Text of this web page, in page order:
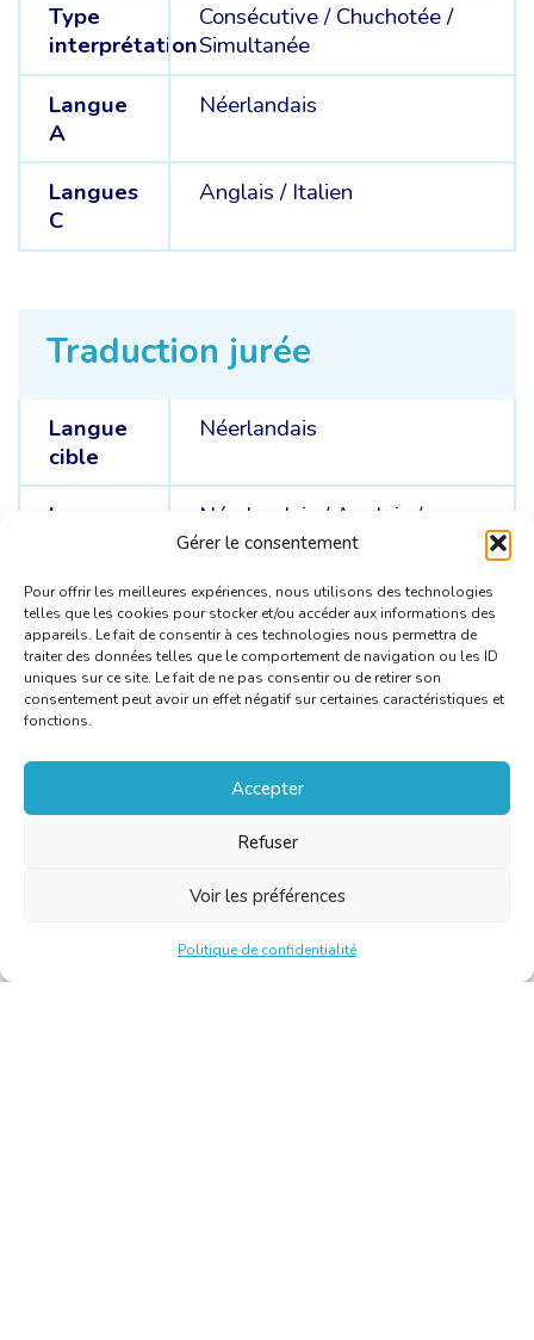
Gérer le consentement
Pour offrir les meilleures expériences, nous utilisons des technologies
telles que les cookies pour stocker et/ou accéder aux informations des
appareils. Le fait de consentir à ces technologies nous permettra de
traiter des données telles que le comportement de navigation ou les ID
uniques sur ce site. Le fait de ne pas consentir ou de retirer son
consentement peut avoir un effet négatif sur certaines caractéristiques et
fonctions.
Accepter
Refuser
Voir les préférences
Politique de confidentialité
Type
interprétation
Consécutive/Chuchotée/
Simultanée
Langue
A
Néerlandais
Langues
C
Anglais / Italien
Traduction jurée
Langue
cible
Néerlandais
Langue
Néerlandais / Anglais /
Italien